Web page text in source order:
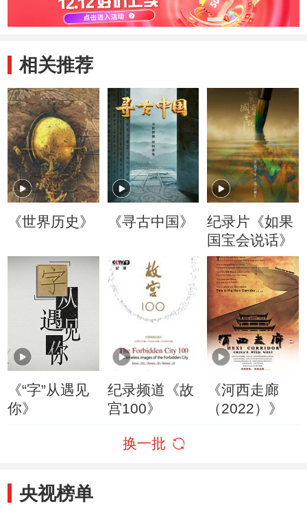
相关推荐
《世界历史》 《寻古中国》
纪录片《如果
国宝会说话》
《“字”从遇见
你》
纪录频道《故
宫100》
《河西走廊
（2022）》
换一批
央视榜单